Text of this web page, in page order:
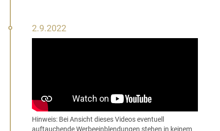
2.
September
2.9.2022
Hinweis: Bei Ansicht dieses Videos eventuell
auftauchende Werbeeinblendungen stehen in keinem